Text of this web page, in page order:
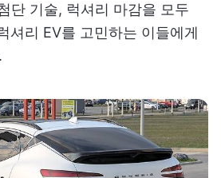
단 기술, 럭셔리 마감을 모두
셔리 EV를 고민하는 이들에게